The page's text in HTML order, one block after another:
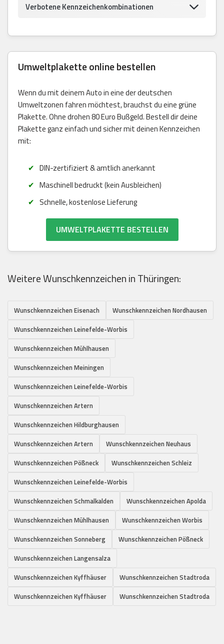
Verbotene Kennzeichenkombinationen
Umweltplakette online bestellen
Wenn du mit deinem Auto in eine der deutschen
Umweltzonen fahren möchtest, brauchst du eine grüne
Plakette. Ohne drohen 80 Euro Bußgeld. Bestell dir deine
Plakette ganz einfach und sicher mit deinen Kennzeichen
mit:
DIN-zertifiziert & amtlich anerkannt
Maschinell bedruckt (kein Ausbleichen)
Schnelle, kostenlose Lieferung
UMWELTPLAKETTE BESTELLEN
Weitere Wunschkennzeichen in Thüringen:
Wunschkennzeichen Eisenach
Wunschkennzeichen Nordhausen
Wunschkennzeichen Leinefelde-Worbis
Wunschkennzeichen Mühlhausen
Wunschkennzeichen Meiningen
Wunschkennzeichen Leinefelde-Worbis
Wunschkennzeichen Artern
Wunschkennzeichen Hildburghausen
Wunschkennzeichen Artern
Wunschkennzeichen Neuhaus
Wunschkennzeichen Pößneck
Wunschkennzeichen Schleiz
Wunschkennzeichen Leinefelde-Worbis
Wunschkennzeichen Schmalkalden
Wunschkennzeichen Apolda
Wunschkennzeichen Mühlhausen
Wunschkennzeichen Worbis
Wunschkennzeichen Sonneberg
Wunschkennzeichen Pößneck
Wunschkennzeichen Langensalza
Wunschkennzeichen Kyffhäuser
Wunschkennzeichen Stadtroda
Wunschkennzeichen Kyffhäuser
Wunschkennzeichen Stadtroda